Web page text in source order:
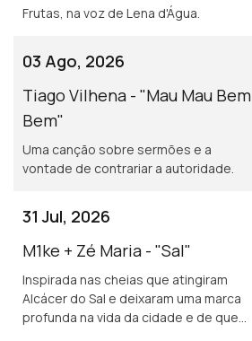
Frutas, na voz de Lena d'Água.
03 Ago, 2026
Tiago Vilhena - "Mau Mau Bem
Bem"
Uma canção sobre sermões e a
vontade de contrariar a autoridade.
31 Jul, 2026
M1ke + Zé Maria - "Sal"
Inspirada nas cheias que atingiram
Alcácer do Sal e deixaram uma marca
profunda na vida da cidade e de quem